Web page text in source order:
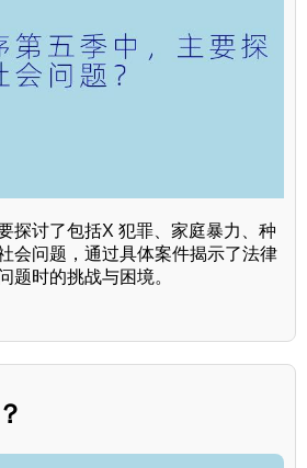
探讨了包括X 犯罪、家庭暴力、种
会问题，通过具体案件揭示了法律
题时的挑战与困境。